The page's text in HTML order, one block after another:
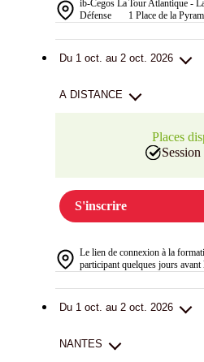
ib-Cegos La
Défense
Tour Atlantique -
1 Place de la
Du 1 oct. au 2 oct. 2026
A DISTANCE
Places
S'inscrire
Le lien de connexion à la
participant quelques jours
Du 1 oct. au 2 oct. 2026
NANTES